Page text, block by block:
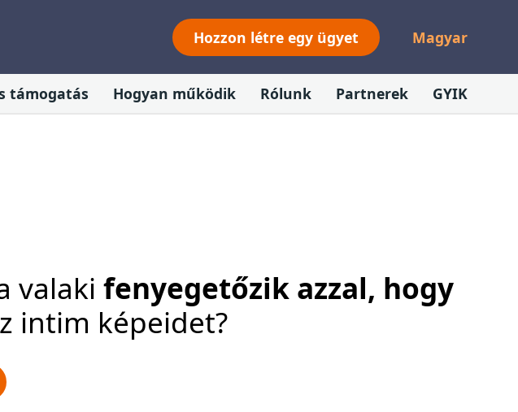
Hozzon létre egy ügyet Magyar
támogatás Hogyan működik Rólunk Partnerek GYIK
valaki fenyegetőzik azzal, hogy
intim képeidet?